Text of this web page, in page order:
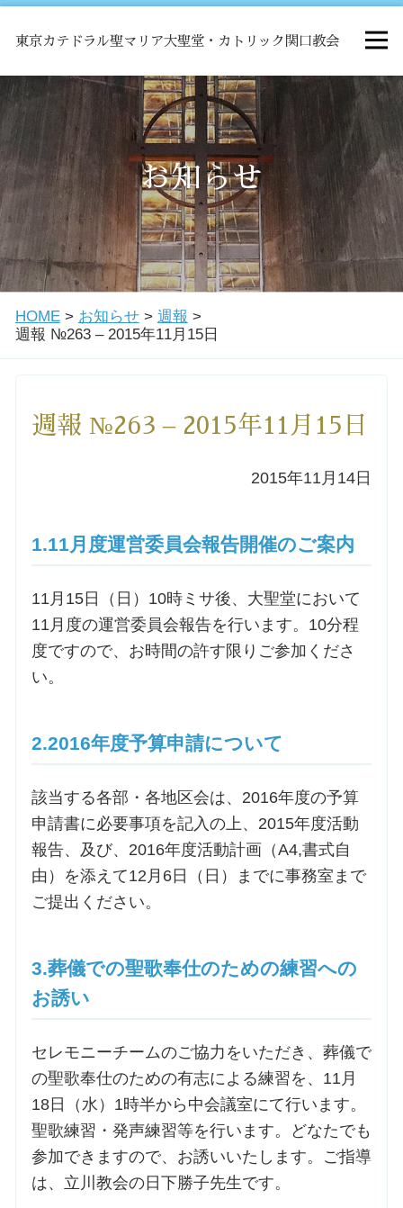
東京カテドラル聖マリア大聖堂・カトリック関口教会
HOME
ミサ
お知らせ
関口教会について
教会学校・中高生会
洗礼を希望される方
小池神父の講座
森田神父の講座
シスター中島の講座
三田助祭の講座
オルガンメディテーション
お問合せ
交通・アクセス
ご利用にあたって
お知らせ
HOME> お知らせ> 週報 >
週報 №263 – 2015年11月15日
週報 №263 – 2015年11月15日
2015年11月14日
1.11月度運営委員会報告開催のご案内
11月15日（日）10時ミサ後、大聖堂において
11月度の運営委員会報告を行います。10分程
度ですので、お時間の許す限りご参加くださ
い。
2.2016年度予算申請について
該当する各部・各地区会は、2016年度の予算
申請書に必要事項を記入の上、2015年度活動
報告、及び、2016年度活動計画（A4,書式自
由）を添えて12月6日（日）までに事務室まで
ご提出ください。
3.葬儀での聖歌奉仕のための練習への
お誘い
セレモニーチームのご協力をいただき、葬儀で
の聖歌奉仕のための有志による練習を、11月
18日（水）1時半から中会議室にて行います。
聖歌練習・発声練習等を行います。どなたでも
参加できますので、お誘いいたします。ご指導
は、立川教会の日下勝子先生です。